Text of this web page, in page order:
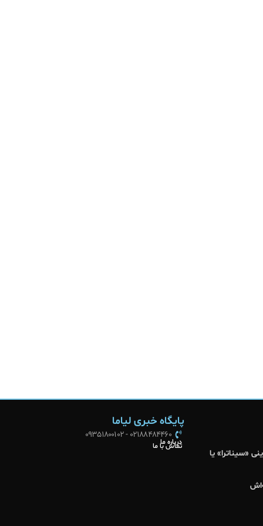
«سیناترا» یا
پایگاه خبری لیاما
02188484460 - 09351800102
درباره ما
تماس با ما